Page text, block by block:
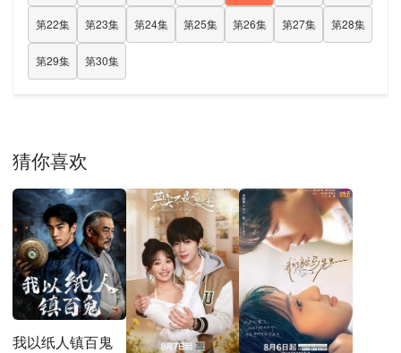
第22集 第23集 第24集 第25集 第26集 第27集 第28集
第29集 第30集
猜你喜欢
我以纸人镇百鬼